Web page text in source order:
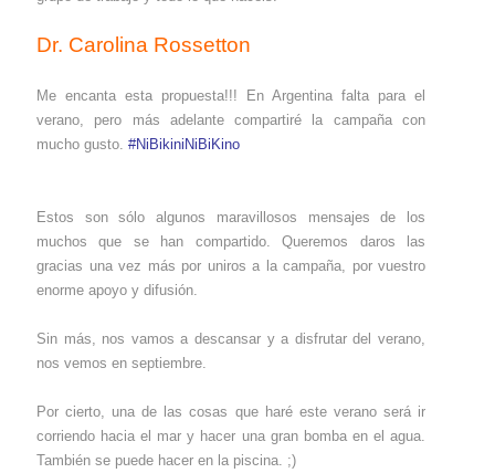
Dr. Carolina Rossetton
Me encanta esta propuesta!!! En Argentina falta para el
verano, pero más adelante compartiré la campaña con
mucho gusto. #NiBikiniNiBiKino
Estos son sólo algunos maravillosos mensajes de los
muchos que se han compartido. Queremos daros las
gracias una vez más por uniros a la campaña, por vuestro
enorme apoyo y difusión.
Sin más, nos vamos a descansar y a disfrutar del verano,
nos vemos en septiembre.
Por cierto, una de las cosas que haré este verano será ir
corriendo hacia el mar y hacer una gran bomba en el agua.
También se puede hacer en la piscina. ;)